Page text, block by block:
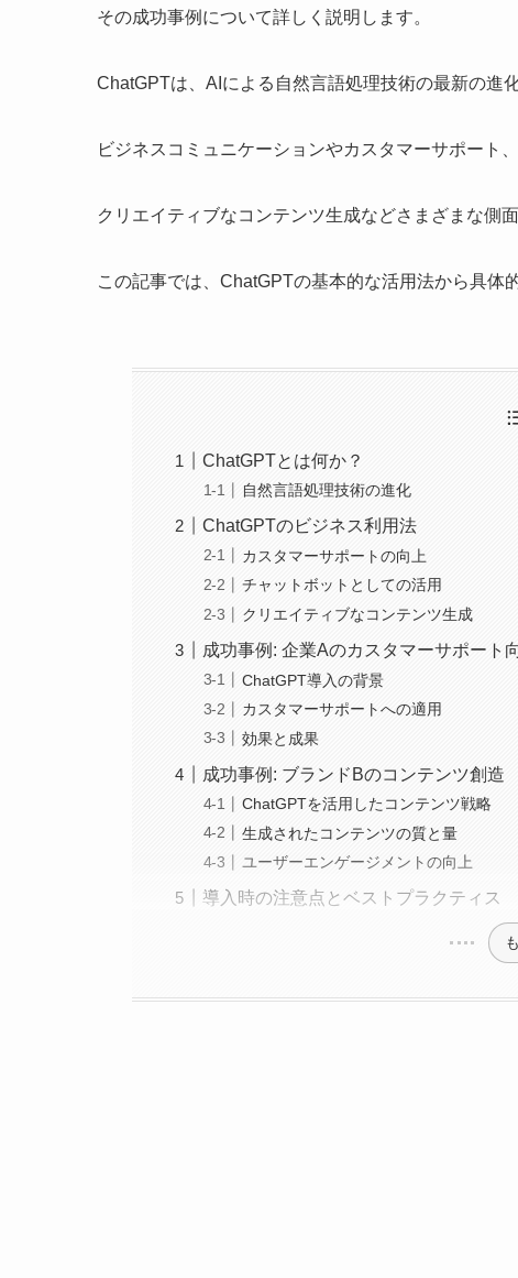
その成功事例について詳しく説明します。
ChatGPTは、AIによる自然言語処理技術の最新の進化
ビジネスコミュニケーションやカスタマーサポート、
クリエイティブなコンテンツ生成などさまざまな側
この記事では、ChatGPTの基本的な活用法から具体
ChatGPTとは何か？
自然言語処理技術の進化
ChatGPTのビジネス利用法
カスタマーサポートの向上
チャットボットとしての活用
クリエイティブなコンテンツ生成
成功事例: 企業Aのカスタマーサポート
ChatGPT導入の背景
カスタマーサポートへの適用
効果と成果
成功事例: ブランドBのコンテンツ創造
ChatGPTを活用したコンテンツ戦略
生成されたコンテンツの質と量
ユーザーエンゲージメントの向上
導入時の注意点とベストプラクティス